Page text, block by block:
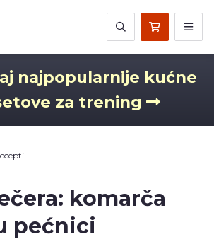
najpopularnije kućne
za trening
komarča
pećnici